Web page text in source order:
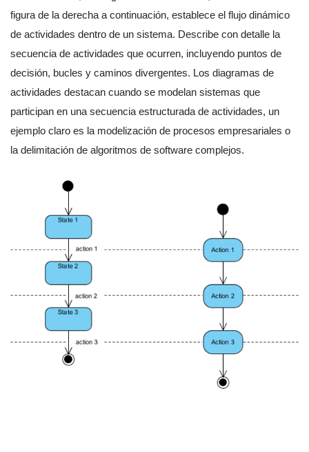
figura de la derecha a continuación, establece el flujo dinámico
de actividades dentro de un sistema. Describe con detalle la
secuencia de actividades que ocurren, incluyendo puntos de
decisión, bucles y caminos divergentes. Los diagramas de
actividades destacan cuando se modelan sistemas que
participan en una secuencia estructurada de actividades, un
ejemplo claro es la modelización de procesos empresariales o
la delimitación de algoritmos de software complejos.